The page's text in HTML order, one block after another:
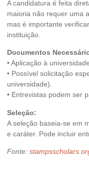
A candidatura é feita
maioria não requer uma
mas é importante
instituição.
Documentos
• Aplicação à
• Possível solicitação
universidade).
• Entrevistas podem ser
Seleção:
A seleção baseia-se em
e caráter. Pode incluir
Fonte: